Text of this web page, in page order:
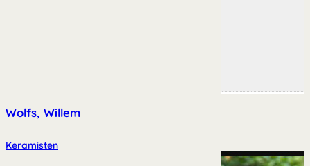
Wolfs, Willem
Keramisten